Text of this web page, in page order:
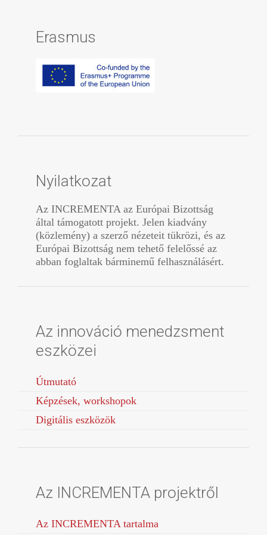
Erasmus
Nyilatkozat
Az INCREMENTA az Európai Bizottság
által támogatott projekt. Jelen kiadvány
(közlemény) a szerző nézeteit tükrözi, és az
Európai Bizottság nem tehető felelőssé az
abban foglaltak bárminemű felhasználásért.
Az innováció menedzsment
eszközei
Útmutató
Képzések, workshopok
Digitális eszközök
Az INCREMENTA projektről
Az INCREMENTA tartalma